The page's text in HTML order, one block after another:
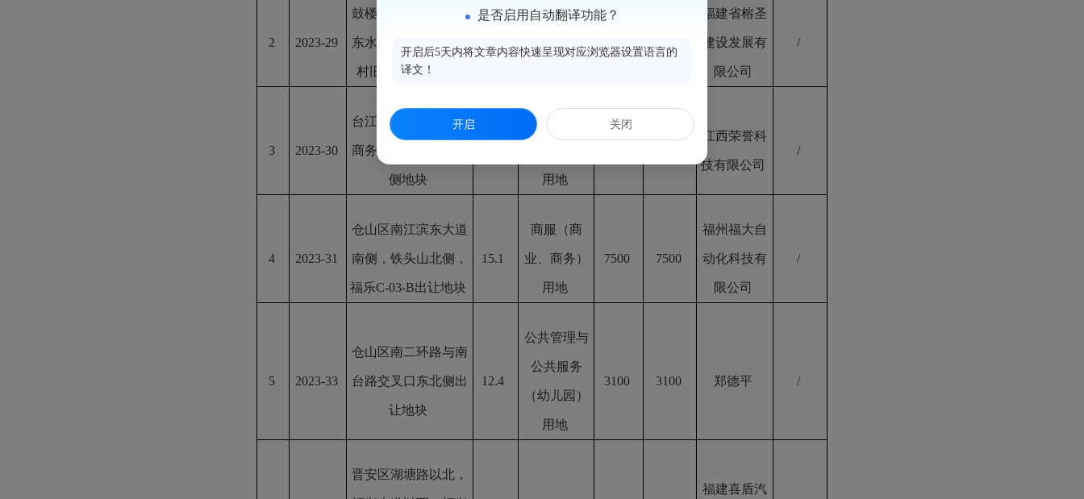
2 2023-29
鼓楼区东大路南侧，
东水路西侧，东大新
村旧屋区改造地块
住宅、商服 福建省榕圣
建设发展有
限公司
/
3 2023-30
台江区闽江北岸中央
商务区，市图书馆北
侧地块
商服（商
用地
江西荣誉科
技有限公司
/
4 2023-31
仓山区南江滨东大道
南侧，铁头山北侧，
福乐C-03-B出让地块
15.1
商服（商
业、商务）
用地
7500 7500
福州福大自
动化科技有
限公司
/
5 2023-33
仓山区南二环路与南
台路交叉口东北侧出
让地块
12.4
公共管理与
公共服务
（幼儿园）
用地
3100 3100 郑德平 /
晋安区湖塘路以北，
福建喜盾汽
是否启用自动翻译功能？
开启后5天内将文章内容快速呈现对应浏览器设置语言的
译文！
开启 关闭